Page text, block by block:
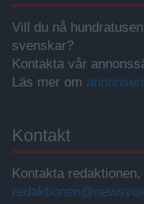
Vill du nå
svenskar?
Kontakta vår
Läs mer om
Kontakt
Kontakta